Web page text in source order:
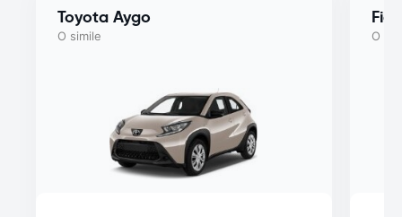
Toyota Aygo
O simile O